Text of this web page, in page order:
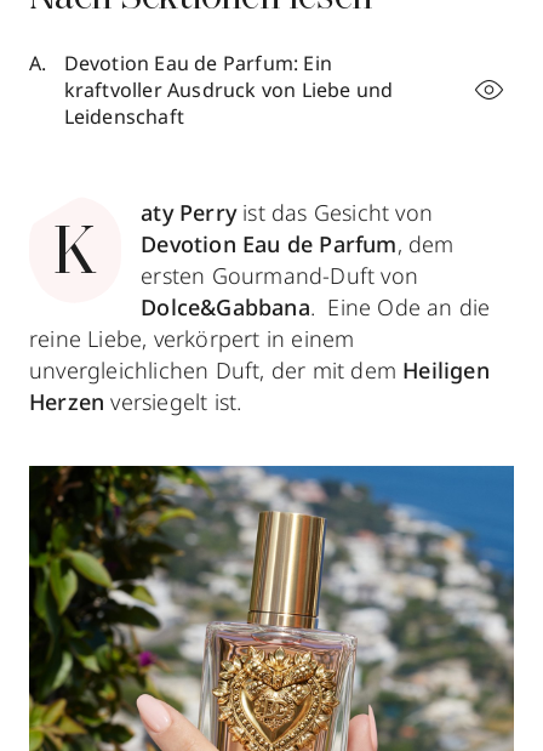
Devotion Eau de Parfum: Ein
kraftvoller Ausdruck von Liebe und
Leidenschaft
K
aty Perryist das Gesicht von
Devotion Eau de Parfum, dem
ersten Gourmand-Duft von
Dolce&Gabbana. Eine Ode an die
reine Liebe, verkörpert in einem
unvergleichlichen Duft, der mit dem Heiligen
Herzen versiegelt ist.